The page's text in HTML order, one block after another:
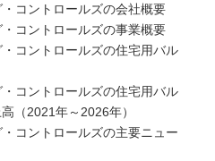
コントロールズの会社概要
コントロールズの事業概要
コントロールズの住宅用バル
コントロールズの住宅用バル
（2021年～2026年）
コントロールズの主要ニュー